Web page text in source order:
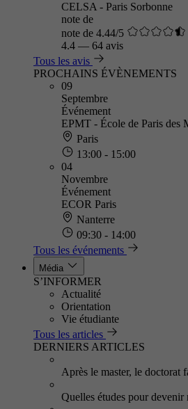
CELSA - Paris Sorbonne
note de
note de 4.44/5
4.4 — 64 avis
Tous les avis
PROCHAINS ÉVÈNEMENTS
09
Septembre
Événement
EPMT - École de Paris des
Paris
13:00 - 15:00
04
Novembre
Événement
ECOR Paris
Nanterre
09:30 - 14:00
Tous les événements
Média
S’INFORMER
Actualité
Orientation
Vie étudiante
Tous les articles
DERNIERS ARTICLES
Après le master, le doctorat
Quelles études pour devenir